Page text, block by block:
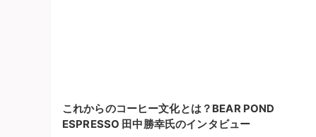
これからのコーヒー文化とは？BEAR POND
ESPRESSO 田中勝幸氏のインタビュー